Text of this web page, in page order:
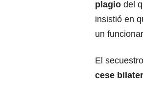
plagio del
insistió en
un
El
cese